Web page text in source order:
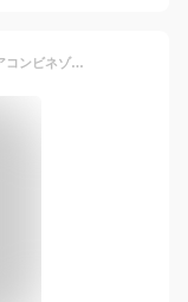
《Sシリーズ対応商品》パネル切替裾フレアコンビネゾン／フリーズマート